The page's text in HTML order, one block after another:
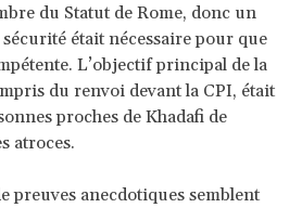
du Statut de Rome, donc un
était nécessaire pour que
L’objectif principal de la
du renvoi devant la CPI, était
proches de Khadafi de
atroces.
preuves anecdotiques semblent